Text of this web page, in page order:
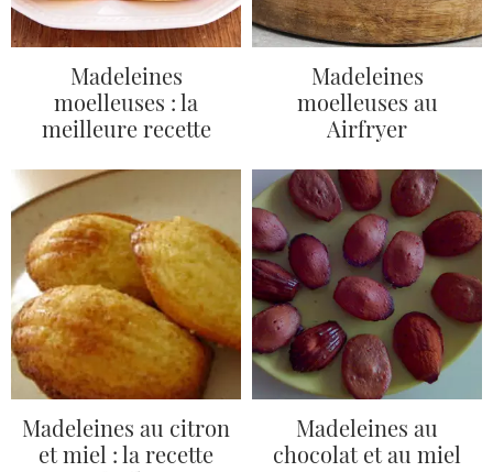
Madeleines
moelleuses : la
meilleure recette
Madeleines
moelleuses au
Airfryer
Madeleines au citron
et miel : la recette
Madeleines au
chocolat et au miel